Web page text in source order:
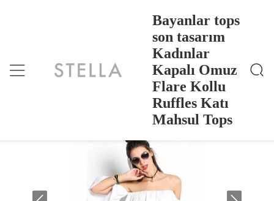
Bayanlar tops
son tasarım
Kadınlar
Kapalı Omuz
Flare Kollu
Ruffles Katı
Mahsul Tops
Bayanlar Tops Son Tasarım Kadınlar Kapalı Omuz Fl
Are Kollu Ruffles Katı Mahsul Tops
Bayanlar tops son tasarım Kadınlar
Kapalı Omuz Flare Kollu Ruffles Katı